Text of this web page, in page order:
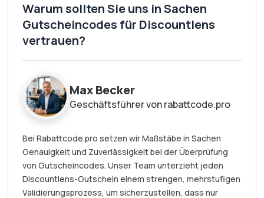
Warum sollten Sie uns in Sachen
Gutscheincodes für Discountlens
vertrauen?
Max Becker
Geschäftsführer von rabattcode.pro
Bei Rabattcode.pro setzen wir Maßstäbe in Sachen
Genauigkeit und Zuverlässigkeit bei der Überprüfung
von Gutscheincodes. Unser Team unterzieht jeden
Discountlens-Gutschein einem strengen, mehrstufigen
Validierungsprozess, um sicherzustellen, dass nur